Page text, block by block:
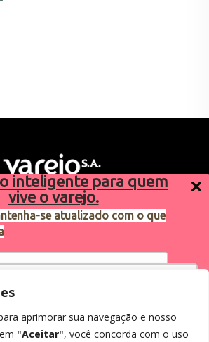
inteligente para quem
vive o varejo.
se atualizado com o que
em receber comunicações.
para oferecer melhor
em nosso site e
conteúdo.
aprimorar sua navegação e nosso
"Aceitar", você concorda com o uso
de pauta